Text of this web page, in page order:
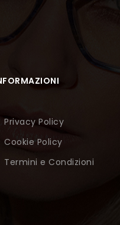
Privacy Policy
Cookie Policy
Termini e Condizioni